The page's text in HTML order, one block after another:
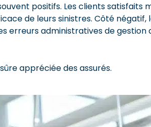
positifs. Les clients satisfaits
de leurs sinistres. Côté négatif,
erreurs administratives de gestion
appréciée des assurés.